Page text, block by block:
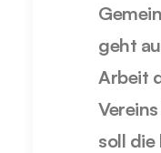
geht
Arbeit
soll die